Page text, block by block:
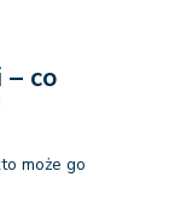
– co
może go